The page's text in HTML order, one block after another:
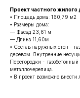
Проект частного
• Площадь дома: 160,79 м2
• Размеры дома:
— Фасад 23,61 м
— Длина 11,60м
• Состав наружных стен -
деревом. Внутренние
Перегородки -
металлочерепица.
• В проект возможно